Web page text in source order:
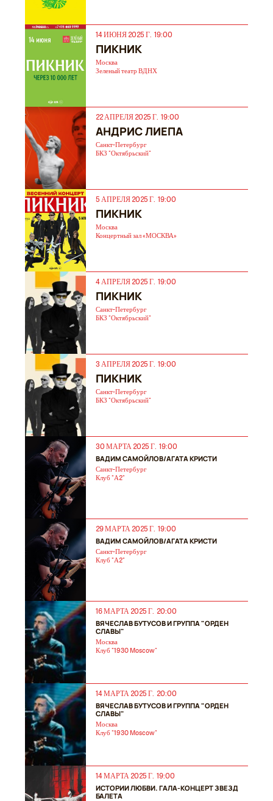
14 ИЮНЯ 2025 Г. 19:00
ПИКНИК
Москва
Зеленый театр ВДНХ
22 АПРЕЛЯ 2025 Г. 19:00
АНДРИС ЛИЕПА
Санкт-Петербург
БКЗ "Октябрьский"
5 АПРЕЛЯ 2025 Г. 19:00
ПИКНИК
Москва
Концертный зал «МОСКВА»
4 АПРЕЛЯ 2025 Г. 19:00
ПИКНИК
Санкт-Петербург
БКЗ "Октябрьский"
3 АПРЕЛЯ 2025 Г. 19:00
ПИКНИК
Санкт-Петербург
БКЗ "Октябрьский"
30 МАРТА 2025 Г. 19:00
ВАДИМ САМОЙЛОВ/АГАТА КРИСТИ
Санкт-Петербург
Клуб "А2"
29 МАРТА 2025 Г. 19:00
ВАДИМ САМОЙЛОВ/АГАТА КРИСТИ
Санкт-Петербург
Клуб "А2"
16 МАРТА 2025 Г. 20:00
ВЯЧЕСЛАВ БУТУСОВ И ГРУППА "ОРДЕН
СЛАВЫ"
Москва
Клуб "1930 Moscow"
14 МАРТА 2025 Г. 20:00
ВЯЧЕСЛАВ БУТУСОВ И ГРУППА "ОРДЕН
СЛАВЫ"
Москва
Клуб "1930 Moscow"
14 МАРТА 2025 Г. 19:00
ИСТОРИИ ЛЮБВИ. ГАЛА-КОНЦЕРТ ЗВЕЗД
БАЛЕТА